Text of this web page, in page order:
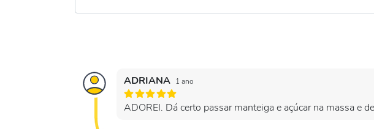
ADRIANA 1 ano
ADOREI. Dá certo passar manteiga e açúcar na massa e